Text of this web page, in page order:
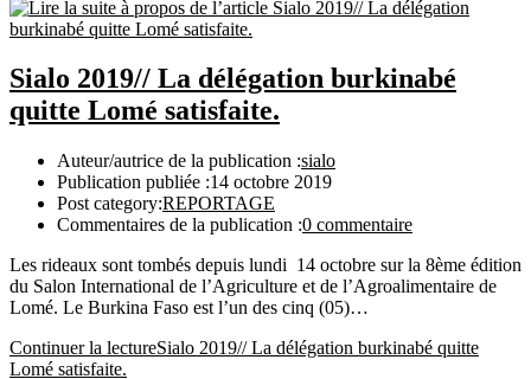
Sialo 2019// La délégation burkinabé
quitte Lomé satisfaite.
Auteur/autrice de la publication :sialo
Publication publiée :14 octobre 2019
Post category:REPORTAGE
Commentaires de la publication :0 commentaire
Les rideaux sont tombés depuis lundi 14 octobre sur la 8ème édition
du Salon International de l’Agriculture et de l’Agroalimentaire de
Lomé. Le Burkina Faso est l’un des cinq (05)…
Continuer la lectureSialo 2019// La délégation burkinabé quitte
Lomé satisfaite.